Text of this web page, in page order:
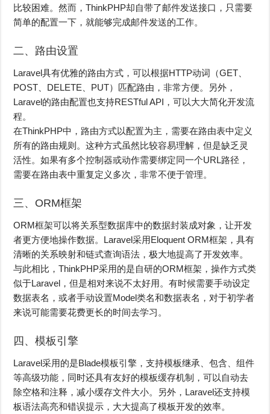
比较困难。然而，ThinkPHP却自带了邮件发送接口，只需要
简单的配置一下，就能够完成邮件发送的工作。
二、路由设置
Laravel具有优雅的路由方式，可以根据HTTP动词（GET、
POST、DELETE、PUT）匹配路由，非常方便。另外，
Laravel的路由配置也支持RESTful API，可以大大简化开发流
程。
在ThinkPHP中，路由方式以配置为主，需要在路由表中定义
所有的路由规则。这种方式虽然比较容易理解，但是缺乏灵
活性。如果有多个控制器或动作需要绑定同一个URL路径，
需要在路由表中重复定义多次，非常不便于管理。
三、ORM框架
ORM框架可以将关系型数据库中的数据封装成对象，让开发
者更方便地操作数据。Laravel采用Eloquent ORM框架，具有
清晰的关系映射和链式查询语法，极大地提高了开发效率。
与此相比，ThinkPHP采用的是自研的ORM框架，操作方式类
似于Laravel，但是相对来说不太好用。有时候需要手动设定
数据表名，或者手动设置Model类名和数据表名，对于初学者
来说可能需要花费更长的时间去学习。
四、模板引擎
Laravel采用的是Blade模板引擎，支持模板继承、包含、组件
等高级功能，同时还具有友好的模板缓存机制，可以自动去
除空格和注释，减小缓存文件大小。另外，Laravel还支持模
板语法高亮和错误提示，大大提高了模板开发的效率。